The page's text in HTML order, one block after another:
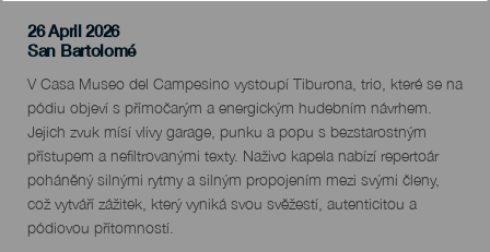
26 April 2026
Localidad
San Bartolomé
Descripción
del
evento
V Casa Museo del Campesino vystoupí Tiburona, trio, které se na
pódiu objeví s přímočarým a energickým hudebním návrhem.
Jejich zvuk mísí vlivy garage, punku a popu s bezstarostným
přístupem a nefiltrovanými texty. Naživo kapela nabízí repertoár
poháněný silnými rytmy a silným propojením mezi svými členy,
což vytváří zážitek, který vyniká svou svěžestí, autenticitou a
pódiovou přítomností.